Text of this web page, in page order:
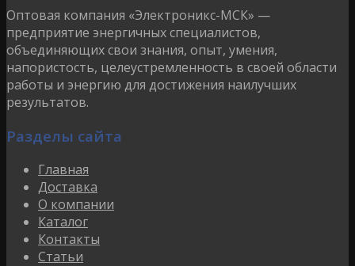
Оптовая компания «Электроникс-МСК» —
предприятие энергичных специалистов,
объединяющих свои знания, опыт, умения,
напористость, целеустремленность в своей области
работы и энергию для достижения наилучших
результатов.
Разделы сайта
Главная
Доставка
О компании
Каталог
Контакты
Статьи